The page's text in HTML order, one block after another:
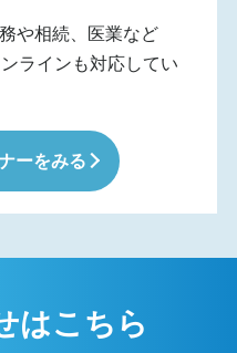
や相続、医業など
ラインも対応してい
ーをみる
はこちら